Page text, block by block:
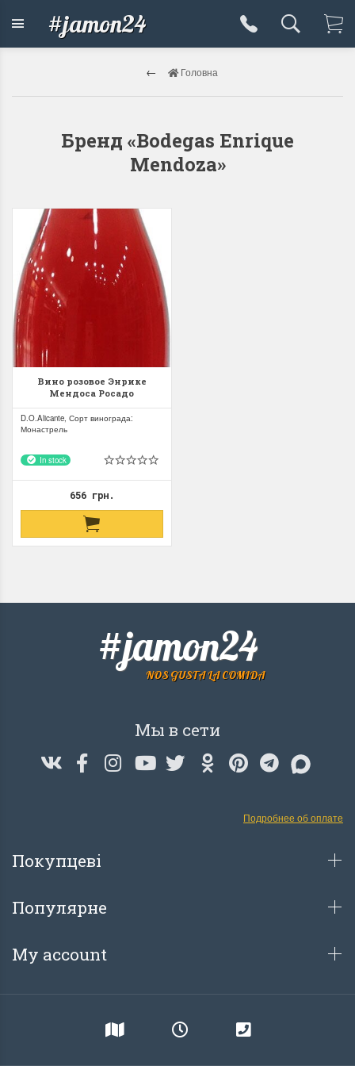
#jamon24
Головна
Бренд «Bodegas Enrique
Mendoza»
Вино розовое Энрике
Мендоса Росадо
Монастрель, Аликанте
Д.О. Enrique Mendoza
Rosado Monastrell, D.O.
D.O.Alicante, Сорт винограда:
Монастрель
In stock
656 грн.
#jamon24
NOS GUSTA LA COMIDA
Мы в сети
Подробнее об оплате
Покупцеві
Популярне
My account